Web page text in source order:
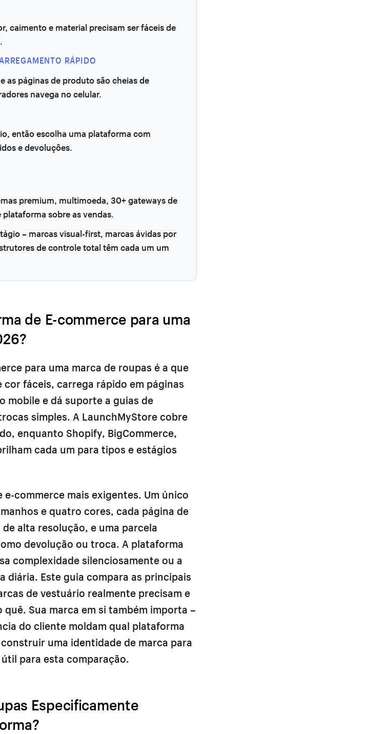
caimento e material precisam ser fáceis de
RÁPIDO
as páginas de produto são cheias de
navega no celular.
então escolha uma plataforma com
e devoluções.
premium, multimoeda, 30+ gateways de
sobre as vendas.
– marcas visual-first, marcas ávidas por
de controle total têm cada um um
de E-commerce para uma
para uma marca de roupas é a que
fáceis, carrega rápido em páginas
mobile e dá suporte a guias de
simples. A LaunchMyStore cobre
enquanto Shopify, BigCommerce,
cada um para tipos e estágios
e-commerce mais exigentes. Um único
e quatro cores, cada página de
alta resolução, e uma parcela
devolução ou troca. A plataforma
complexidade silenciosamente ou a
diária. Este guia compara as principais
de vestuário realmente precisam e
Sua marca em si também importa –
do cliente moldam qual plataforma
construir uma identidade de marca para
para esta comparação.
Especificamente